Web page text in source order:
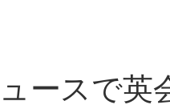
ースで英